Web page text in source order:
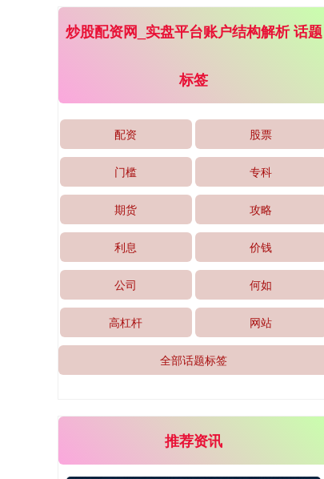
沪深300 4651.31 -6.85 -0.15%
炒股配资网_实盘平台账户结构解析 话题
标签
配资 股票
门槛 专科
期货 攻略
利息 价钱
公司 何如
高杠杆 网站
全部话题标签
推荐资讯